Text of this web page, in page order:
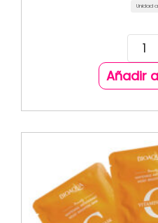
Unidad a:
Añadir